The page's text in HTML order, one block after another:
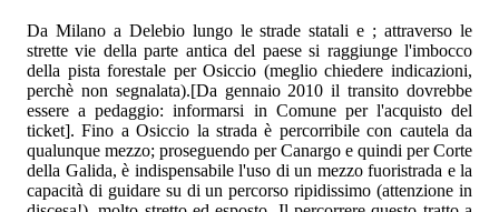
Da Milano a Delebio lungo le strade statalie ; attraverso le
strette vie della parte antica del paese si raggiunge l'imbocco
della pista forestale per Osiccio (meglio chiedere indicazioni,
perchè non segnalata).[Da gennaio 2010 il transito dovrebbe
essere a pedaggio: informarsi in Comune per l'acquisto del
ticket]. Fino a Osiccio la strada è percorribile con cautela da
qualunque mezzo; proseguendo per Canargo e quindi per Corte
della Galida, è indispensabile l'uso di un mezzo fuoristrada e la
capacità di guidare su di un percorso ripidissimo (attenzione in